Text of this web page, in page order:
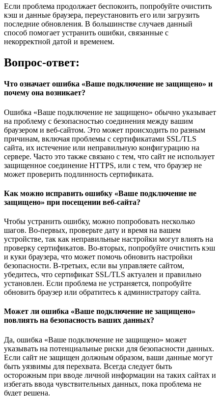
Если проблема продолжает беспокоить, попробуйте очистить
кэш и данные браузера, переустановить его или загрузить
последние обновления. В большинстве случаев данный
способ помогает устранить ошибки, связанные с
некорректной датой и временем.
Вопрос-ответ:
Что означает ошибка «Ваше подключение не защищено» и
почему она возникает?
Ошибка «Ваше подключение не защищено» обычно указывает
на проблему с безопасностью соединения между вашим
браузером и веб-сайтом. Это может происходить по разным
причинам, включая проблемы с сертификатами SSL/TLS
сайта, их истечение или неправильную конфигурацию на
сервере. Часто это также связано с тем, что сайт не использует
защищенное соединение HTTPS, или с тем, что браузер не
может проверить подлинность сертификата.
Как можно исправить ошибку «Ваше подключение не
защищено» при посещении веб-сайта?
Чтобы устранить ошибку, можно попробовать несколько
шагов. Во-первых, проверьте дату и время на вашем
устройстве, так как неправильные настройки могут влиять на
проверку сертификатов. Во-вторых, попробуйте очистить кэш
и куки браузера, что может помочь обновить настройки
безопасности. В-третьих, если вы управляете сайтом,
убедитесь, что сертификат SSL/TLS актуален и правильно
установлен. Если проблема не устраняется, попробуйте
обновить браузер или обратитесь к администратору сайта.
Может ли ошибка «Ваше подключение не защищено»
повлиять на безопасность ваших данных?
Да, ошибка «Ваше подключение не защищено» может
указывать на потенциальные риски для безопасности данных.
Если сайт не защищен должным образом, ваши данные могут
быть уязвимы для перехвата. Всегда следует быть
осторожным при вводе личной информации на таких сайтах и
избегать ввода чувствительных данных, пока проблема не
будет решена.